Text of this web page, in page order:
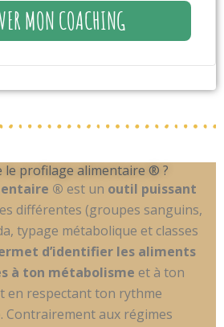
MON COACHING
le profilage alimentaire ® ?
® est un outil puissant
différentes (groupes sanguins,
typage métabolique et classes
d’identifier les aliments
à ton métabolisme et à ton
en respectant ton rythme
Contrairement aux régimes